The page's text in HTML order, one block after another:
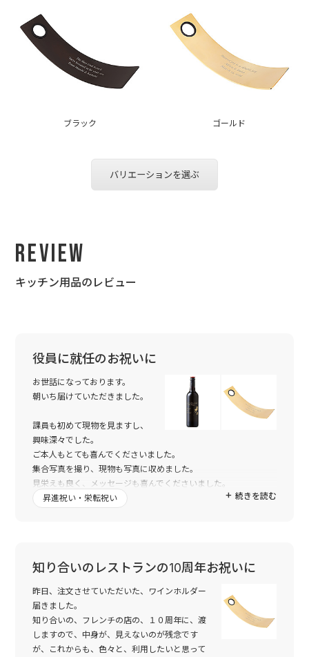
ブラック ゴールド
バリエーションを選ぶ
Review
キッチン用品のレビュー
役員に就任のお祝いに
お世話になっております。
朝いち届けていただきました。
課員も初めて現物を見ますし、
興味深々でした。
ご本人もとても喜んでくださいました。
集合写真を撮り、現物も写真に収めました。
見栄えも良く、メッセージも喜んでくださいました。
メッセージの修正ありがとうございました。
続きを読む
昇進祝い・栄転祝い
知り合いのレストランの10周年お祝いに
昨日、注文させていただいた、ワインホルダー
届きました。
知り合いの、フレンチの店の、１０周年に、渡
しますので、中身が、見えないのが残念です
が、これからも、色々と、利用したいと思って